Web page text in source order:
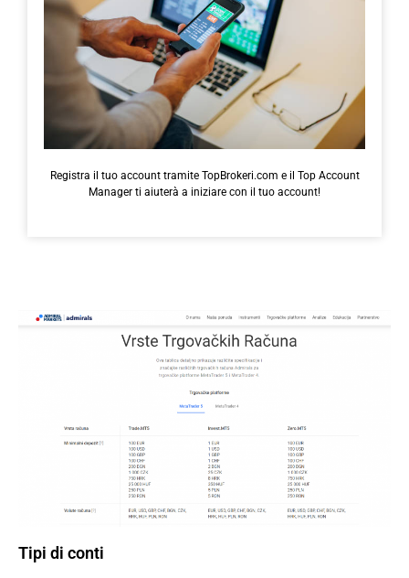
Registra il tuo account tramite TopBrokeri.com e il Top Account
Manager ti aiuterà a iniziare con il tuo account!
Tipi di conti